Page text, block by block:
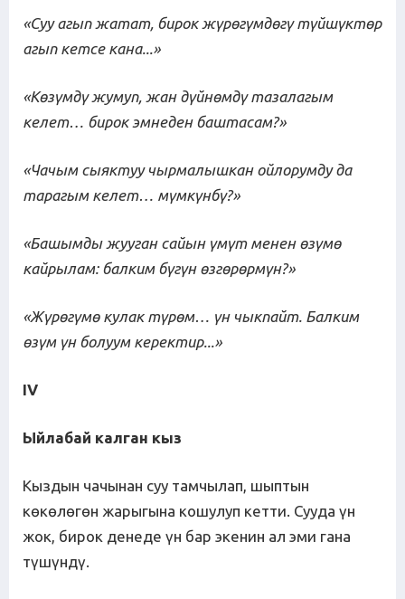
«Суу агып жатат, бирок жүрөгүмдөгү түйшүктөр
агып кетсе кана...»
«Көзүмдү жумуп, жан дүйнөмдү тазалагым
келет… бирок эмнеден баштасам?»
«Чачым сыяктуу чырмалышкан ойлорумду да
тарагым келет… мүмкүнбү?»
«Башымды жууган сайын үмүт менен өзүмө
кайрылам: балким бүгүн өзгөрөрмүн?»
«Жүрөгүмө кулак түрөм… үн чыкпайт. Балким
өзүм үн болуум керектир...»
IV
Ыйлабай калган кыз
Кыздын чачынан суу тамчылап, шыптын
көкөлөгөн жарыгына кошулуп кетти. Сууда үн
жок, бирок денеде үн бар экенин ал эми гана
түшүндү.